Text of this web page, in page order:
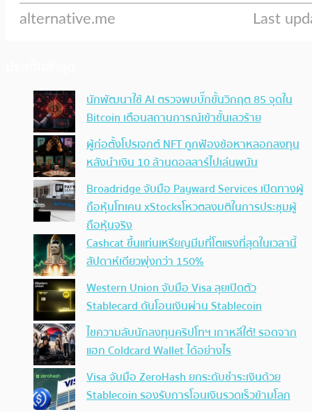
นักพัฒนาใช้ AI ตรวจพบบั๊กขั้นวิกฤต 85 จุดใน
Bitcoin เตือนสถานการณ์เข้าขั้นเลวร้าย
ผู้ก่อตั้งโปรเจกต์ NFT ถูกฟ้องข้อหาหลอกลงทุน
หลังนำเงิน 10 ล้านดอลลาร์ไปเล่นพนัน
Broadridge จับมือ Payward Services เปิดทางผู้
ถือหุ้นโทเคน xStocksโหวตลงมติในการประชุมผู้
ถือหุ้นจริง
Cashcat ขึ้นแท่นเหรียญมีมที่โตแรงที่สุดในเวลานี้
สัปดาห์เดียวพุ่งกว่า 150%
Western Union จับมือ Visa ลุยเปิดตัว
Stablecard ดันโอนเงินผ่าน Stablecoin
ไขความลับนักลงทุนคริปโทฯ เกาหลีใต้! รอดจาก
แฮก Coldcard Wallet ได้อย่างไร
Visa จับมือ ZeroHash ยกระดับชำระเงินด้วย
Stablecoin รองรับการโอนเงินรวดเร็วข้ามโลก